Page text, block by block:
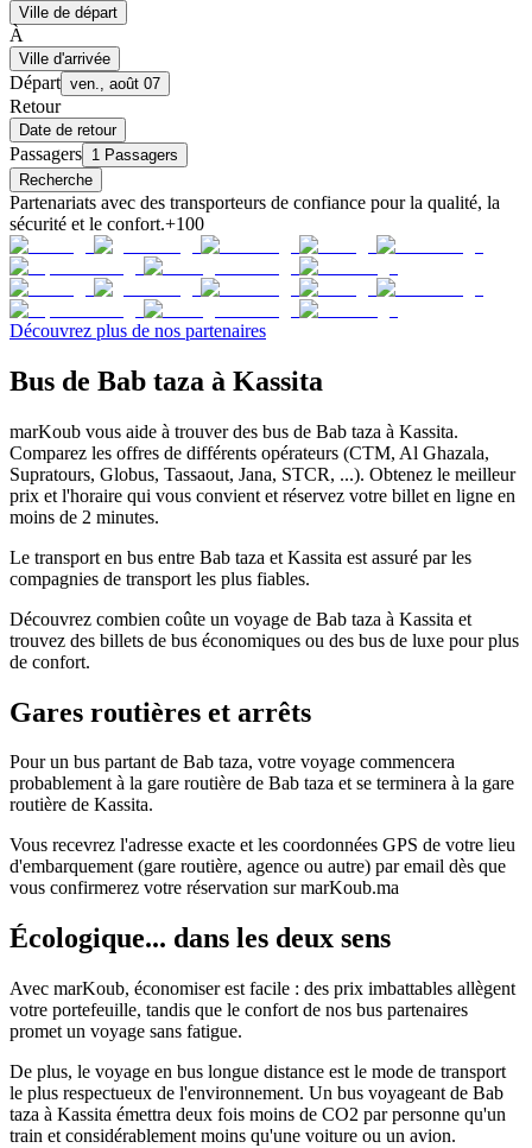
Ville de départ
À
Ville d'arrivée
Départ ven., août 07
Retour
Date de retour
Passagers 1 Passagers
Recherche
Partenariats avec des transporteurs de confiance pour la qualité, la
sécurité et le confort.+100
Découvrez plus de nos partenaires
Bus de Bab taza à Kassita
marKoub vous aide à trouver des bus de Bab taza à Kassita.
Comparez les offres de différents opérateurs (CTM, Al Ghazala,
Supratours, Globus, Tassaout, Jana, STCR, ...). Obtenez le meilleur
prix et l'horaire qui vous convient et réservez votre billet en ligne en
moins de 2 minutes.
Le transport en bus entre Bab taza et Kassita est assuré par les
compagnies de transport les plus fiables.
Découvrez combien coûte un voyage de Bab taza à Kassita et
trouvez des billets de bus économiques ou des bus de luxe pour plus
de confort.
Gares routières et arrêts
Pour un bus partant de Bab taza, votre voyage commencera
probablement à la gare routière de Bab taza et se terminera à la gare
routière de Kassita.
Vous recevrez l'adresse exacte et les coordonnées GPS de votre lieu
d'embarquement (gare routière, agence ou autre) par email dès que
vous confirmerez votre réservation sur marKoub.ma
Écologique... dans les deux sens
Avec marKoub, économiser est facile : des prix imbattables allègent
votre portefeuille, tandis que le confort de nos bus partenaires
promet un voyage sans fatigue.
De plus, le voyage en bus longue distance est le mode de transport
le plus respectueux de l'environnement. Un bus voyageant de Bab
taza à Kassita émettra deux fois moins de CO2 par personne qu'un
train et considérablement moins qu'une voiture ou un avion.